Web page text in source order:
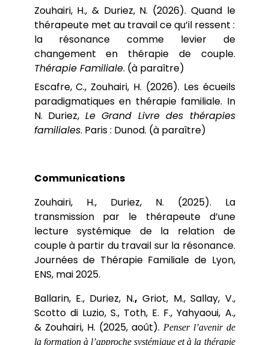
Zouhairi, H., & Duriez, N. (2026). Quand le
thérapeute met au travail ce qu’il ressent :
la résonance comme levier de
changement en thérapie de couple.
Thérapie Familiale. (à paraître)
Escafre, C., Zouhairi, H. (2026). Les écueils
paradigmatiques en thérapie familiale. In
N. Duriez, Le Grand Livre des thérapies
familiales. Paris : Dunod. (à paraître)
Communications
Zouhairi, H., Duriez, N. (2025). La
transmission par le thérapeute d’une
lecture systémique de la relation de
couple à partir du travail sur la résonance.
Journées de Thérapie Familiale de Lyon,
ENS, mai 2025.
Ballarin, E., Duriez, N., Griot, M., Sallay, V.,
Scotto di Luzio, S., Toth, E. F., Yahyaoui, A.,
& Zouhairi, H. (2025, août). Penser l’avenir de
la formation à l’approche systémique et à la thérapie